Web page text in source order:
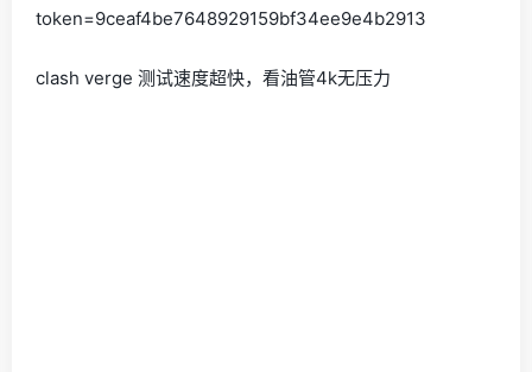
token=9ceaf4be7648929159bf34ee9e4b2913
clash verge 测试速度超快，看油管4k无压力